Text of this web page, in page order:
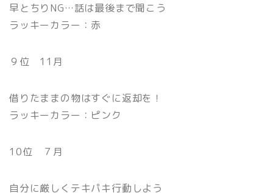
早とちりNG…話は最後まで聞こう
ラッキーカラー：赤
９位 11月
借りたままの物はすぐに返却を！
ラッキーカラー：ピンク
10位 ７月
自分に厳しくテキパキ行動しよう